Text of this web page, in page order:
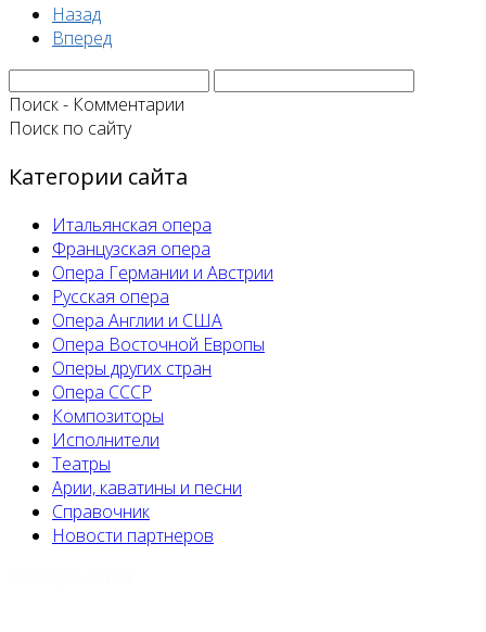
Назад
Вперед
Поиск - Комментарии
Поиск по сайту
Категории сайта
Итальянская опера
Французская опера
Опера Германии и Австрии
Русская опера
Опера Англии и США
Опера Восточной Европы
Оперы других стран
Опера СССР
Композиторы
Исполнители
Театры
Арии, каватины и песни
Справочник
Новости партнеров